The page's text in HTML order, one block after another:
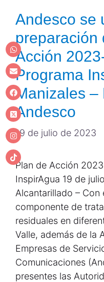
Andesco se
preparación
Acción
Programa
Manizales –
Andesco
19 de julio de 2023
Plan de Acción
InspirAgua 19 de
Alcantarillado –
componente de
residuales en
Valle, además de la
Empresas de
Comunicaciones
presentes las